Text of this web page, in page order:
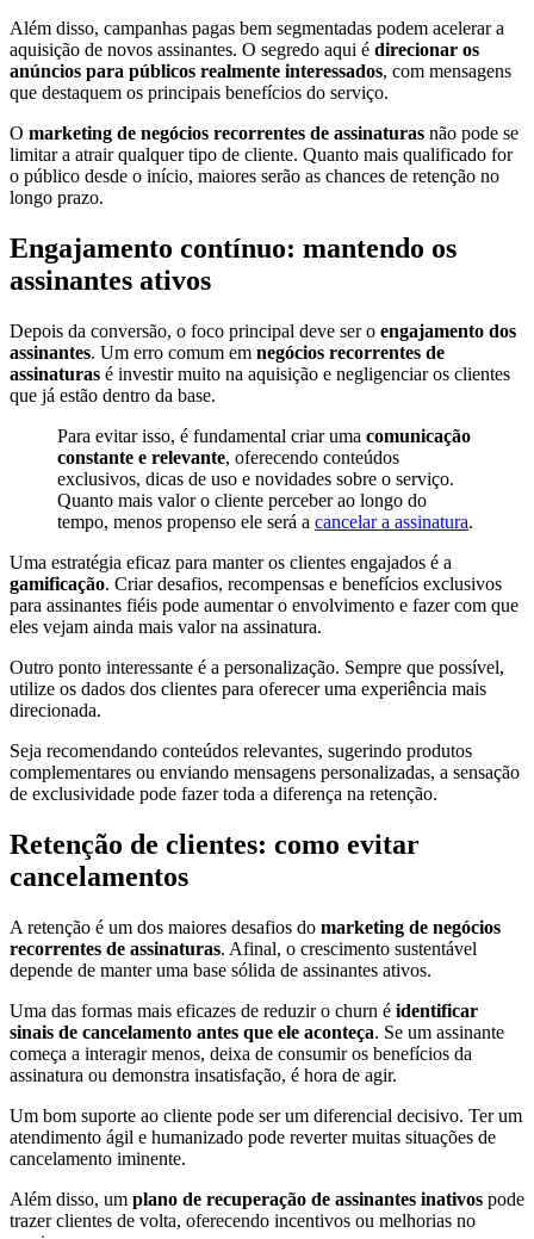
Além disso, campanhas pagas bem segmentadas podem acelerar a
aquisição de novos assinantes. O segredo aqui é direcionar os
anúncios para públicos realmente interessados, com mensagens
que destaquem os principais benefícios do serviço.
O marketing de negócios recorrentes de assinaturas não pode se
limitar a atrair qualquer tipo de cliente. Quanto mais qualificado for
o público desde o início, maiores serão as chances de retenção no
longo prazo.
Engajamento contínuo: mantendo os
assinantes ativos
Depois da conversão, o foco principal deve ser o engajamento dos
assinantes. Um erro comum em negócios recorrentes de
assinaturas é investir muito na aquisição e negligenciar os clientes
que já estão dentro da base.
Para evitar isso, é fundamental criar uma comunicação
constante e relevante, oferecendo conteúdos
exclusivos, dicas de uso e novidades sobre o serviço.
Quanto mais valor o cliente perceber ao longo do
tempo, menos propenso ele será a cancelar a assinatura.
Uma estratégia eficaz para manter os clientes engajados é a
gamificação. Criar desafios, recompensas e benefícios exclusivos
para assinantes fiéis pode aumentar o envolvimento e fazer com que
eles vejam ainda mais valor na assinatura.
Outro ponto interessante é a personalização. Sempre que possível,
utilize os dados dos clientes para oferecer uma experiência mais
direcionada.
Seja recomendando conteúdos relevantes, sugerindo produtos
complementares ou enviando mensagens personalizadas, a sensação
de exclusividade pode fazer toda a diferença na retenção.
Retenção de clientes: como evitar
cancelamentos
A retenção é um dos maiores desafios do marketing de negócios
recorrentes de assinaturas. Afinal, o crescimento sustentável
depende de manter uma base sólida de assinantes ativos.
Uma das formas mais eficazes de reduzir o churn é identificar
sinais de cancelamento antes que ele aconteça. Se um assinante
começa a interagir menos, deixa de consumir os benefícios da
assinatura ou demonstra insatisfação, é hora de agir.
Um bom suporte ao cliente pode ser um diferencial decisivo. Ter um
atendimento ágil e humanizado pode reverter muitas situações de
cancelamento iminente.
Além disso, um plano de recuperação de assinantes inativos pode
trazer clientes de volta, oferecendo incentivos ou melhorias no